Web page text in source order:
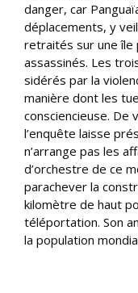
danger, car
déplacements, y
retraités sur une île
assassinés. Les
sidérés par la
manière dont les
consciencieuse. De
l’enquête laisse
n’arrange pas les
d’orchestre de ce
parachever la
kilomètre de haut
téléportation. Son
la population